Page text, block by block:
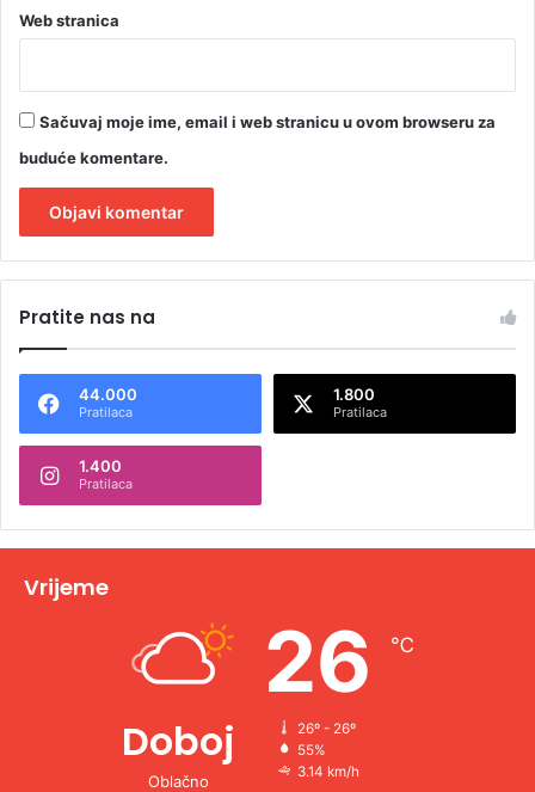
Web stranica
Sačuvaj moje ime, email i web stranicu u ovom browseru za
buduće komentare.
t
n
t
v
Pratite nas na
44.000
Pratilaca
1.800
Pratilaca
1.400
Pratilaca
Vrijeme
Doboj
Oblačno
26 ℃
26º - 26º
55%
3.14 km/h